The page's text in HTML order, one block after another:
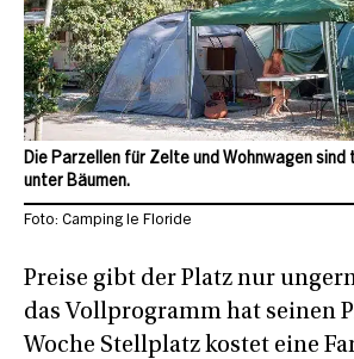
Preise gibt der Platz nur
das Vollprogramm hat seinen
Woche Stellplatz kostet eine
Die Parzellen für Zelte und Wohnwagen sind
unter Bäumen.
Foto: Camping le Floride